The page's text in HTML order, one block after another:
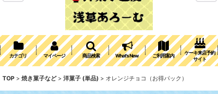
カテゴリ マイページ 商品検索 What's New ご利用案内
ケーキ来店予約
サイト
TOP > 焼き菓子など > 洋菓子 (単品) > オレンジチョコ（お得パック）